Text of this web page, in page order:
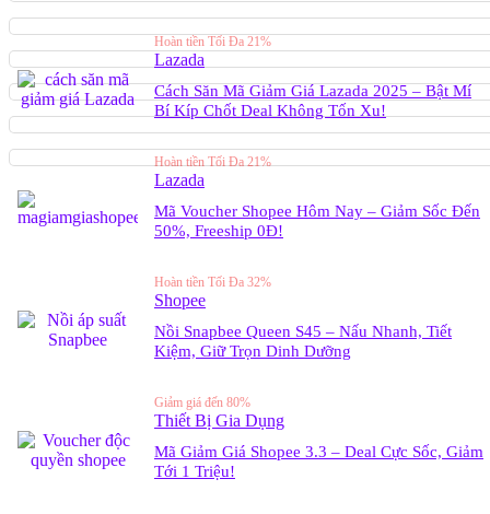
Hoàn tiền Tối Đa 21%
Lazada
Cách Săn Mã Giảm Giá Lazada 2025 – Bật Mí
Bí Kíp Chốt Deal Không Tốn Xu!
Hoàn tiền Tối Đa 21%
Lazada
Mã Voucher Shopee Hôm Nay – Giảm Sốc Đến
50%, Freeship 0Đ!
Hoàn tiền Tối Đa 32%
Shopee
Nồi Snapbee Queen S45 – Nấu Nhanh, Tiết
Kiệm, Giữ Trọn Dinh Dưỡng
Giảm giá đến 80%
Thiết Bị Gia Dụng
Mã Giảm Giá Shopee 3.3 – Deal Cực Sốc, Giảm
Tới 1 Triệu!